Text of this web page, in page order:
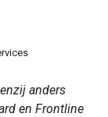
anders
en Frontline